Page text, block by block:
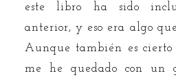
este libro ha sido
anterior, y eso era algo
Aunque también es
me he quedado con un